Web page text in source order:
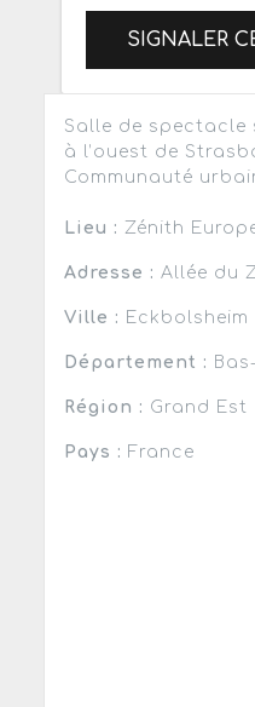
SIGNALER
Salle de spectacle
à l’ouest de
Communauté
Lieu : Zénith
Adresse : Allée du
Ville : Eckbolsheim
Département :
Région : Grand Est
Pays : France